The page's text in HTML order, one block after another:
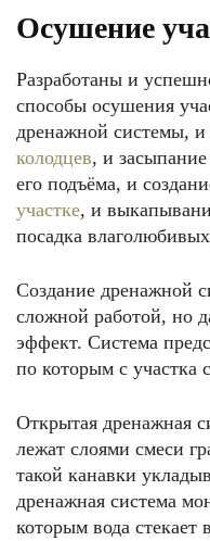
Осушение
Разработаны и
способы осушения
дренажной системы, и
колодцев, и
его подъёма, и
участке, и
посадка
Создание дренажной
сложной работой, но
эффект. Система
по которым с участка
Открытая дренажная
лежат слоями смеси
такой канавки
дренажная система
которым вода стекает